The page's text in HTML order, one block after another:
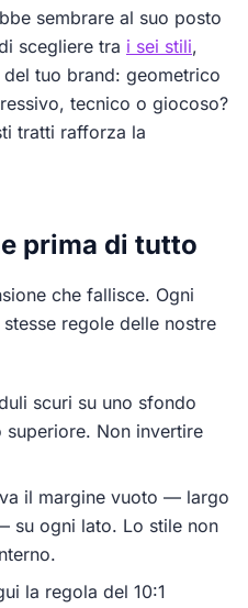
sembrare al suo posto
scegliere tra i sei stili,
tuo brand: geometrico
tecnico o giocoso?
tratti rafforza la
prima di tutto
che fallisce. Ogni
regole delle nostre
scuri su uno sfondo
Non invertire
il margine vuoto — largo
su ogni lato. Lo stile non
la regola del 10:1